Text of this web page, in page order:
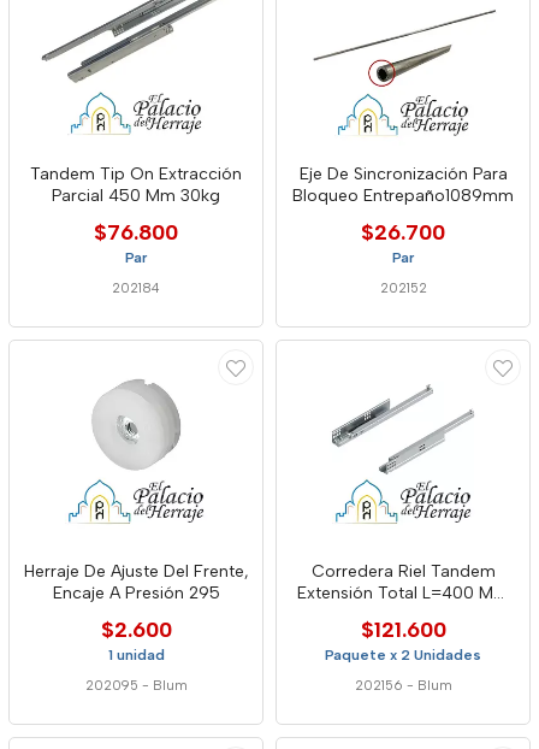
Tandem Tip On Extracción
Parcial 450 Mm 30kg
$76.800
Par
202184
Eje De Sincronización Para
Bloqueo Entrepaño1089mm
$26.700
Par
202152
Herraje De Ajuste Del Frente,
Encaje A Presión 295
$2.600
1 unidad
202095 - Blum
Corredera Riel Tandem
Extensión Total L=400 Mm
$121.600
Paquete x 2 Unidades
202156 - Blum